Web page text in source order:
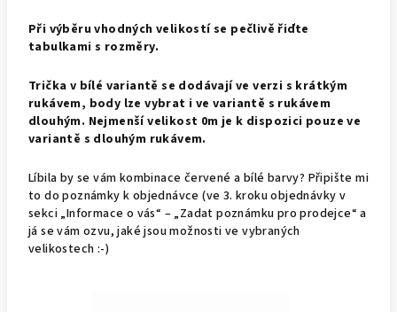
Při výběru vhodných velikostíse pečlivě řiďte
tabulkamis rozměry.
Trička v bílé variantě se dodávají ve verzi s krátkým
rukávem, body lze vybrat i ve variantě s rukávem
dlouhým. Nejmenší velikost 0m je k dispozici pouze ve
variantě s dlouhým rukávem.
Líbila by se vám kombinace červené a bílé barvy? Připište mi
to do poznámky k objednávce (ve 3. kroku objednávky v
sekci „Informace o vás“ – „Zadat poznámku pro prodejce“ a
já se vám ozvu, jaké jsou možnosti ve vybraných
velikostech :-)